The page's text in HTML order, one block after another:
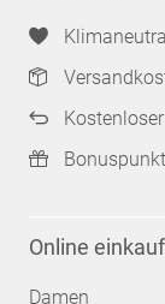
Online
Damen